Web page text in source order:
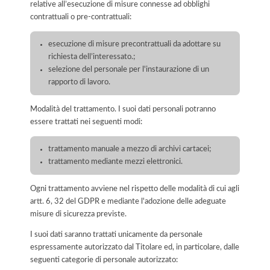
relative all’esecuzione di misure connesse ad obblighi
contrattuali o pre-contrattuali:
esecuzione di misure precontrattuali da adottare su
richiesta dell’interessato.;
selezione del personale per l'instaurazione di un
rapporto di lavoro.
Modalità del trattamento. I suoi dati personali potranno
essere trattati nei seguenti modi:
trattamento manuale a mezzo di archivi cartacei;
trattamento mediante mezzi elettronici.
Ogni trattamento avviene nel rispetto delle modalità di cui agli
artt. 6, 32 del GDPR e mediante l'adozione delle adeguate
misure di sicurezza previste.
I suoi dati saranno trattati unicamente da personale
espressamente autorizzato dal Titolare ed, in particolare, dalle
seguenti categorie di personale autorizzato: